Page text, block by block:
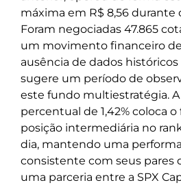
máxima em R$ 8,56 durante
Foram negociadas 47.865
um movimento financeiro
ausência de dados históricos
sugere um período de
este fundo multiestratégia. A
percentual de 1,42% coloca
posição intermediária no
dia, mantendo uma
consistente com seus pares
uma parceria entre a SPX